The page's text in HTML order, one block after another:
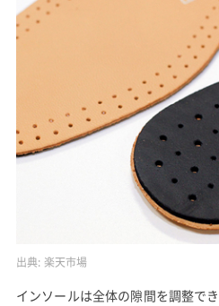
出典: 楽天市場
インソールは全体の隙間を調整で